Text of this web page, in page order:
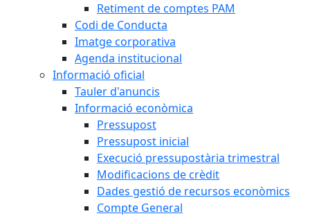
Retiment de comptes PAM
Codi de Conducta
Imatge corporativa
Agenda institucional
Informació oficial
Tauler d'anuncis
Informació econòmica
Pressupost
Pressupost inicial
Execució pressupostària trimestral
Modificacions de crèdit
Dades gestió de recursos econòmics
Compte General